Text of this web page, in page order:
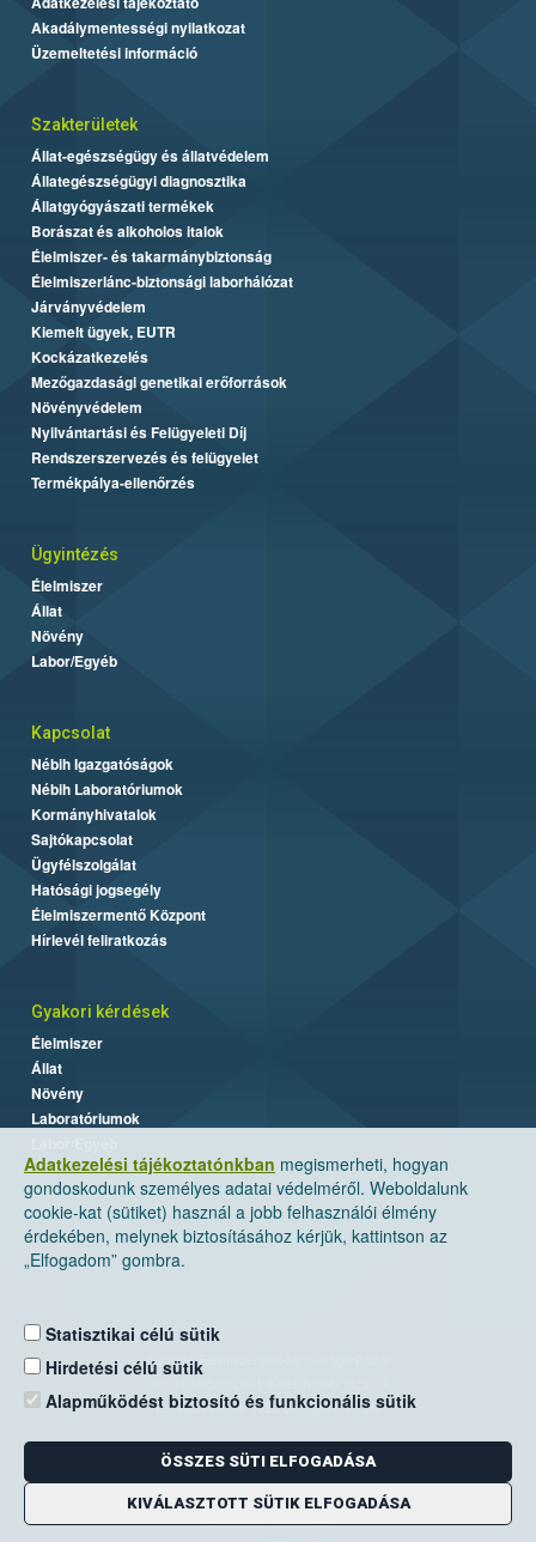
Adatkezelési tájékoztatónkban megismerheti, hogyan
gondoskodunk személyes adatai védelméről. Weboldalunk
cookie-kat (sütiket) használ a jobb felhasználói élmény
érdekében, melynek biztosításához kérjük, kattintson az
„Elfogadom” gombra.
Statisztikai célú sütik
Hirdetési célú sütik
Alapműködést biztosító és funkcionális sütik
ÖSSZES SÜTI ELFOGADÁSA
KIVÁLASZTOTT SÜTIK ELFOGADÁSA
Akadálymentességi nyilatkozat
Üzemeltetési információ
Szakterületek
Állat-egészségügy és állatvédelem
Állategészségügyi diagnosztika
Állatgyógyászati termékek
Borászat és alkoholos italok
Élelmiszer- és takarmánybiztonság
Élelmiszerlánc-biztonsági laborhálózat
Járványvédelem
Kiemelt ügyek, EUTR
Kockázatkezelés
Mezőgazdasági genetikai erőforrások
Növényvédelem
Nyilvántartási és Felügyeleti Díj
Rendszerszervezés és felügyelet
Termékpálya-ellenőrzés
Ügyintézés
Élelmiszer
Állat
Növény
Labor/Egyéb
Kapcsolat
Nébih Igazgatóságok
Nébih Laboratóriumok
Kormányhivatalok
Sajtókapcsolat
Ügyfélszolgálat
Hatósági jogsegély
Élelmiszermentő Központ
Hírlevél feliratkozás
Gyakori kérdések
Élelmiszer
Állat
Növény
Laboratóriumok
Nemzeti Élelmiszerlánc-biztonsági Hivatal
Levelezési cím: 1525 Budapest. Pf. 30.
E-mail:ugyfelszolgalat@nebih.gov.hu
Zöld szám: 06-80/263-244
Telefon: 06-1/ 336-9000